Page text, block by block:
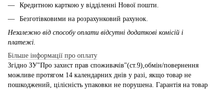
Кредитною карткою у відділенні Нової пошти.
Безготівковими на розрахунковий рахунок.
Незалежно від способу оплати відсутні додаткові комісій і
платежі.
Більше інформації про оплату
Згідно ЗУ"Про захист прав споживачів"(ст.9),обмін/повернення
можливе протягом 14 календарних днів у разі, якщо товар не
пошкоджений, цілісність упаковки не порушена. Гарантія на товар